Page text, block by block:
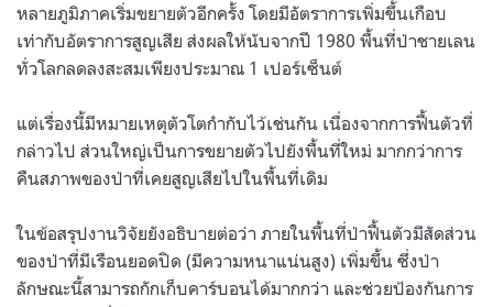
หลายภูมิภาคเริ่มขยายตัวอีกครั้ง โดยมีอัตราการเพิ่มขึ้นเกือบ
เท่ากับอัตราการสูญเสีย ส่งผลให้นับจากปี 1980 พื้นที่ป่าชายเลน
ทั่วโลกลดลงสะสมเพียงประมาณ 1 เปอร์เซ็นต์
แต่เรื่องนี้มีหมายเหตุตัวโตกำกับไว้เช่นกัน เนื่องจากการฟื้นตัวที่
กล่าวไป ส่วนใหญ่เป็นการขยายตัวไปยังพื้นที่ใหม่ มากกว่าการ
คืนสภาพของป่าที่เคยสูญเสียไปในพื้นที่เดิม
ในข้อสรุปงานวิจัยยังอธิบายต่อว่า ภายในพื้นที่ป่าฟื้นตัวมีสัดส่วน
ของป่าที่มีเรือนยอดปิด (มีความหนาแน่นสูง) เพิ่มขึ้น ซึ่งป่า
ลักษณะนี้สามารถกักเก็บคาร์บอนได้มากกว่า และช่วยป้องกันการ